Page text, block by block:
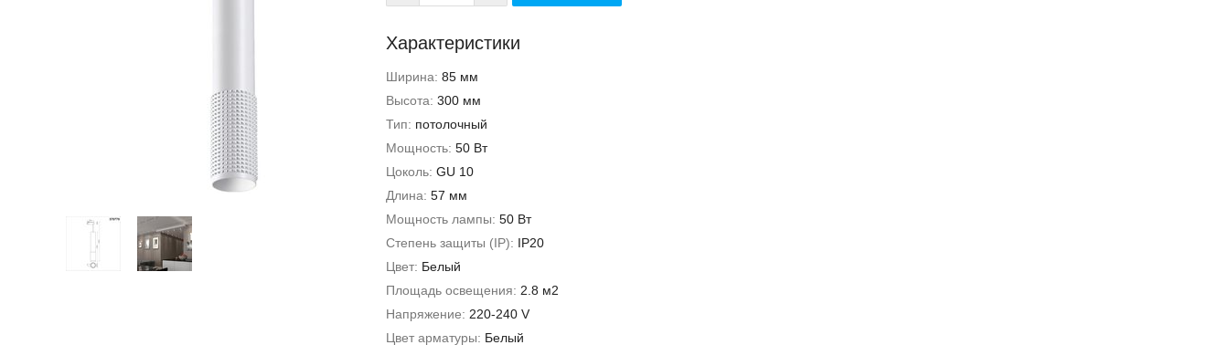
Характеристики
Ширина: 85 мм
Высота: 300 мм
Тип: потолочный
Мощность: 50 Вт
Цоколь: GU 10
Длина: 57 мм
Мощность лампы: 50 Вт
Степень защиты (IP): IP20
Цвет: Белый
Площадь освещения: 2.8 м2
Напряжение: 220-240 V
Цвет арматуры: Белый